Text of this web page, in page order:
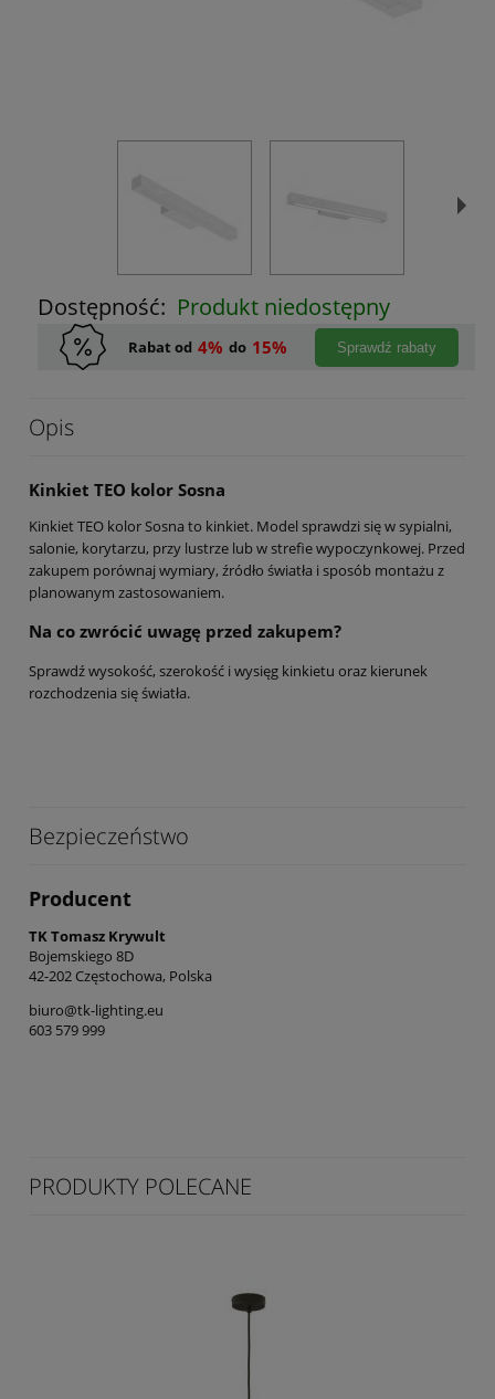
Dostępność: Produkt niedostępny
Rabat od 4% do 15% Sprawdź rabaty
Opis
Kinkiet TEO kolor Sosna
Kinkiet TEO kolor Sosna to kinkiet. Model sprawdzi się w sypialni,
salonie, korytarzu, przy lustrze lub w strefie wypoczynkowej. Przed
zakupem porównaj wymiary, źródło światła i sposób montażu z
planowanym zastosowaniem.
Na co zwrócić uwagę przed zakupem?
Sprawdź wysokość, szerokość i wysięg kinkietu oraz kierunek
rozchodzenia się światła.
Bezpieczeństwo
Producent
TK Tomasz Krywult
Bojemskiego 8D
42-202 Częstochowa, Polska
biuro@tk-lighting.eu
603 579 999
PRODUKTY POLECANE